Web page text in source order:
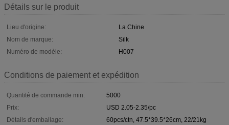
Détails sur le produit
Lieu d'origine:
La Chine
Nom de marque:
Silk
Numéro de modèle:
H007
Conditions de paiement et expédition
Quantité de commande min:
5000
Prix:
USD 2.05-2.35/pc
Détails d'emballage:
60pcs/ctn, 47.5*39.5*26cm, 22/21kg